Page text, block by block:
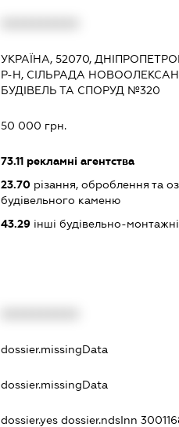
УКРАЇНА, 52070,
Р-Н, СІЛЬРАДА
БУДІВЕЛЬ ТА СПОРУД №320
50 000 грн.
73.11рекламні агентства
23.70різання, оброблення та
будівельного каменю
43.29інші будівельно-
dossier.missingData
dossier.missingData
dossier.yes dossier.ndsInn